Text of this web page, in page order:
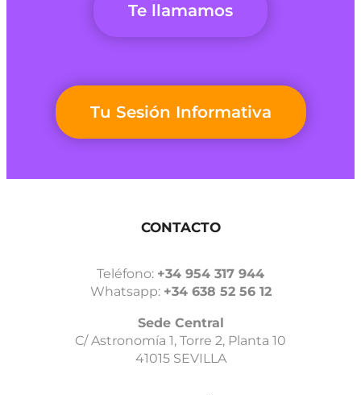
Te llamamos
Tu Sesión Informativa
CONTACTO
Teléfono: +34 954 317 944
Whatsapp: +34 638 52 56 12
Sede Central
C/ Astronomía 1, Torre 2, Planta 10
41015 SEVILLA